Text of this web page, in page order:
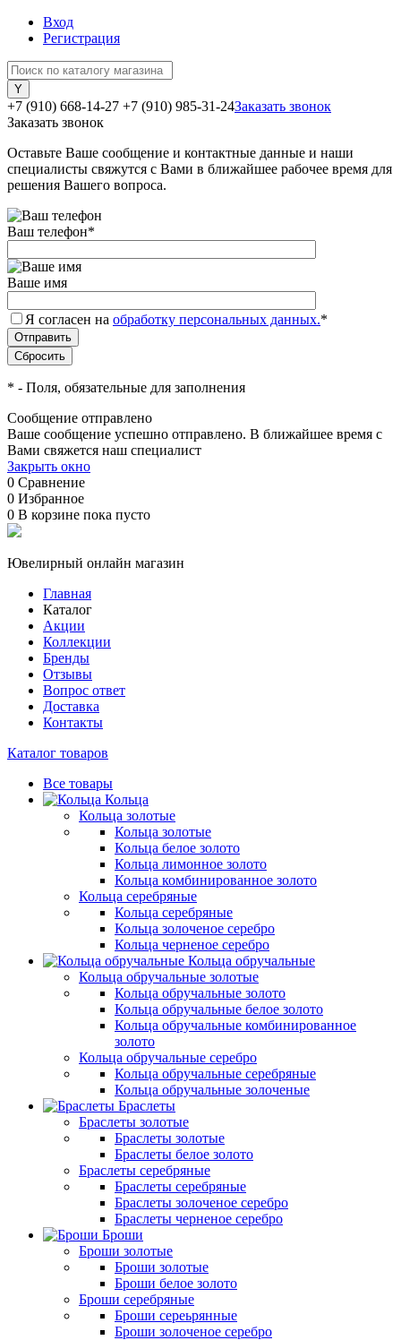
Вход
Регистрация
+7 (910) 668-14-27 +7 (910) 985-31-24Заказать звонок
Заказать звонок
Оставьте Ваше сообщение и контактные данные и наши
специалисты свяжутся с Вами в ближайшее рабочее время для
решения Вашего вопроса.
Ваш телефон*
Ваше имя
Я согласен на обработку персональных данных.*
* - Поля, обязательные для заполнения
Сообщение отправлено
Ваше сообщение успешно отправлено. В ближайшее время с
Вами свяжется наш специалист
Закрыть окно
0 Сравнение
0 Избранное
0 В корзине пока пусто
Ювелирный онлайн магазин
Главная
Каталог
Акции
Коллекции
Бренды
Отзывы
Вопрос ответ
Доставка
Контакты
Каталог товаров
Все товары
Кольца
Кольца золотые
Кольца золотые
Кольца белое золото
Кольца лимонное золото
Кольца комбинированное золото
Кольца серебряные
Кольца серебряные
Кольца золоченое серебро
Кольца черненое серебро
Кольца обручальные
Кольца обручальные золотые
Кольца обручальные золото
Кольца обручальные белое золото
Кольца обручальные комбинированное
золото
Кольца обручальные серебро
Кольца обручальные серебряные
Кольца обручальные золоченые
Браслеты
Браслеты золотые
Браслеты золотые
Браслеты белое золото
Браслеты серебряные
Браслеты cеребряные
Браслеты золоченое серебро
Браслеты черненое серебро
Броши
Броши золотые
Броши золотые
Броши белое золото
Броши серебряные
Броши сереьрянные
Броши золоченое серебро